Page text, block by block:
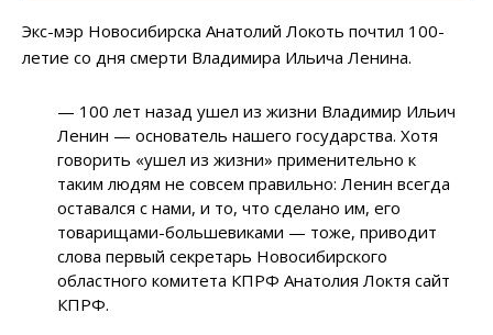
Экс-мэр Новосибирска Анатолий Локоть почтил 100-
летие со дня смерти Владимира Ильича Ленина.
— 100 лет назад ушел из жизни Владимир Ильич
Ленин — основатель нашего государства. Хотя
говорить «ушел из жизни» применительно к
таким людям не совсем правильно: Ленин всегда
оставался с нами, и то, что сделано им, его
товарищами-большевиками — тоже, приводит
слова первый секретарь Новосибирского
областного комитета КПРФ Анатолия Локтя сайт
КПРФ.